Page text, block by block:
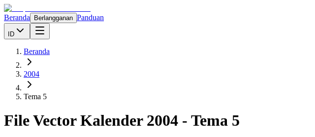
Beranda Berlangganan Panduan
ID
Beranda
2004
Tema 5
File Vector Kalender 2004 - Tema 5